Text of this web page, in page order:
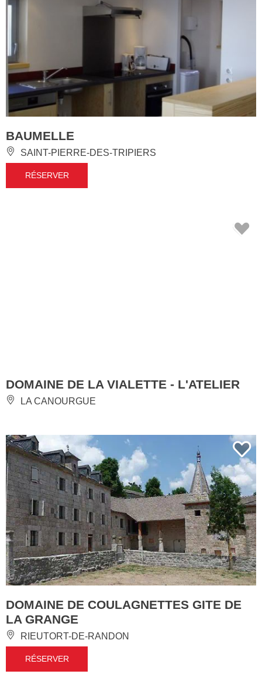
BAUMELLE
SAINT-PIERRE-DES-TRIPIERS
RÉSERVER
DOMAINE DE LA VIALETTE - L'ATELIER
LA CANOURGUE
DOMAINE DE COULAGNETTES GITE DE
LA GRANGE
RIEUTORT-DE-RANDON
RÉSERVER